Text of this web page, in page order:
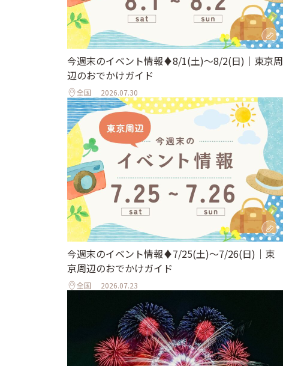
今週末のイベント情報♦︎8/1(土)〜8/2(日)｜東京周
辺のおでかけガイド
全国 2026.07.30
今週末のイベント情報♦︎7/25(土)〜7/26(日)｜東
京周辺のおでかけガイド
全国 2026.07.23